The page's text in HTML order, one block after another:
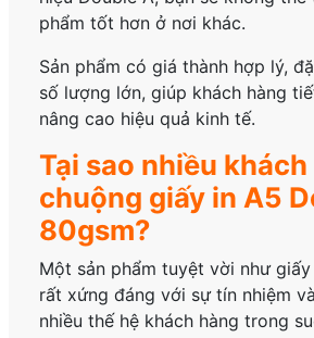
phẩm tốt hơn ở nơi khác.
Sản phẩm có giá thành hợp lý,
số lượng lớn, giúp khách hàng
nâng cao hiệu quả kinh tế.
Tại sao nhiều
chuộng giấy in A5
80gsm?
Một sản phẩm tuyệt vời như
rất xứng đáng với sự tín nhiệm
nhiều thế hệ khách hàng trong